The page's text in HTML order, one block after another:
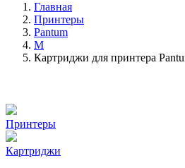
Главная
Принтеры
Pantum
M
Картриджи для принтера
Принтеры
Картриджи